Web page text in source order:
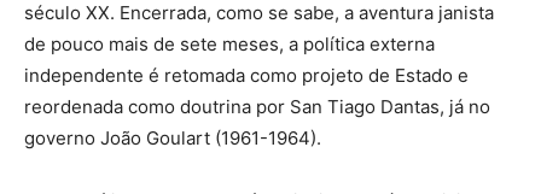
século XX. Encerrada, como se sabe, a aventura janista
de pouco mais de sete meses, a política externa
independente é retomada como projeto de Estado e
reordenada como doutrina por San Tiago Dantas, já no
governo João Goulart (1961-1964).